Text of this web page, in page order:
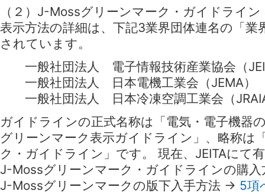
（２）J-Mossグリーンマーク・ガイドライ
表示方法の詳細は、下記3業界団体連名の「
されています。
一般社団法人 電子情報技術産業協会（
一般社団法人 日本電機工業会（JEMA）
一般社団法人 日本冷凍空調工業会（
ガイドラインの正式名称は「電気・電子機器
グリーンマーク表示ガイドライン」、略称は
ク・ガイドライン」です。 現在、JEITAにて
J-Mossグリーンマーク・ガイドラインの
J-Mossグリーンマークの版下入手方法 → 5項